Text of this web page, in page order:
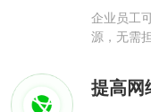
企业员工
源，无需
提高网